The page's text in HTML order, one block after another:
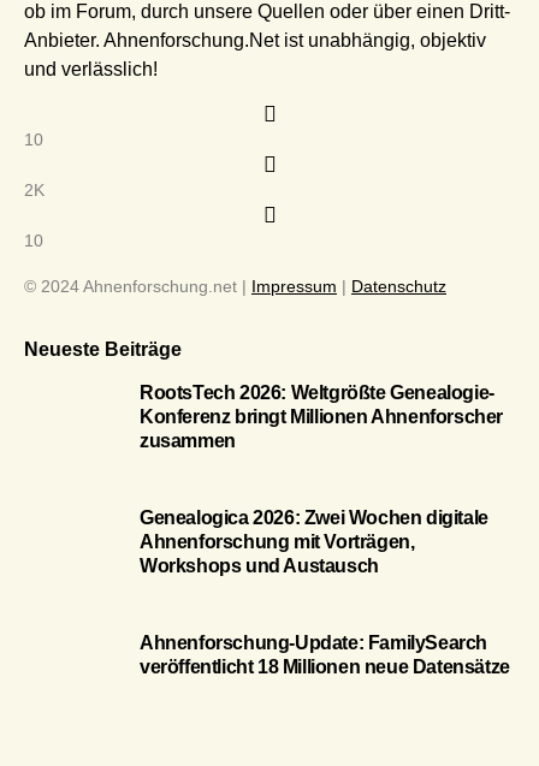
ob im Forum, durch unsere Quellen oder über einen Dritt-
Anbieter. Ahnenforschung.Net ist unabhängig, objektiv
und verlässlich!
10
2K
10
© 2024 Ahnenforschung.net | Impressum | Datenschutz
Neueste Beiträge
RootsTech 2026: Weltgrößte Genealogie-
Konferenz bringt Millionen Ahnenforscher
zusammen
Genealogica 2026: Zwei Wochen digitale
Ahnenforschung mit Vorträgen,
Workshops und Austausch
Ahnenforschung-Update: FamilySearch
veröffentlicht 18 Millionen neue Datensätze